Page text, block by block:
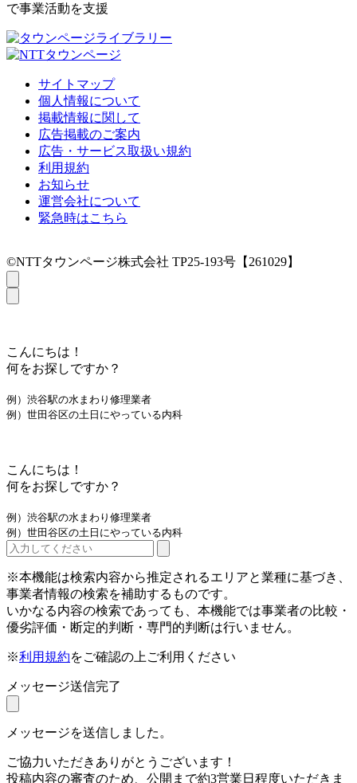
で事業活動を支援
サイトマップ
個人情報について
掲載情報に関して
広告掲載のご案内
広告・サービス取扱い規約
利用規約
お知らせ
運営会社について
緊急時はこちら
©NTTタウンページ株式会社 TP25-193号【261029】
こんにちは！
何をお探しですか？
例）渋谷駅の水まわり修理業者
例）世田谷区の土日にやっている内科
こんにちは！
何をお探しですか？
例）渋谷駅の水まわり修理業者
例）世田谷区の土日にやっている内科
※本機能は検索内容から推定されるエリアと業種に基づき、
事業者情報の検索を補助するものです。
いかなる内容の検索であっても、本機能では事業者の比較・
優劣評価・断定的判断・専門的判断は行いません。
※利用規約をご確認の上ご利用ください
メッセージ送信完了
メッセージを送信しました。
ご協力いただきありがとうございます！
投稿内容の審査のため、公開まで約3営業日程度いただきま